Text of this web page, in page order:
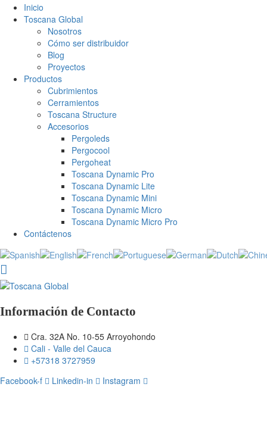
Inicio
Toscana Global
Nosotros
Cómo ser distribuidor
Blog
Proyectos
Productos
Cubrimientos
Cerramientos
Toscana Structure
Accesorios
Pergoleds
Pergocool
Pergoheat
Toscana Dynamic Pro
Toscana Dynamic Lite
Toscana Dynamic Mini
Toscana Dynamic Micro
Toscana Dynamic Micro Pro
Contáctenos
Información de Contacto
Cra. 32A No. 10-55 Arroyohondo
Cali - Valle del Cauca
+57318 3727959
Facebook-f
Linkedin-in Instagram